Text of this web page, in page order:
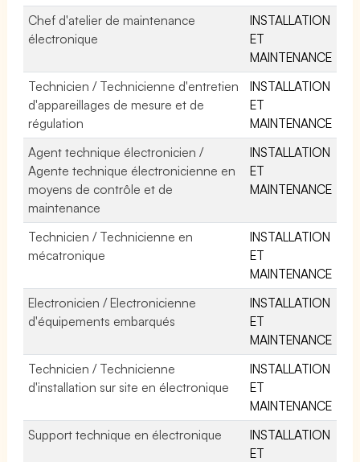
Chef d'atelier de maintenance
électronique
INSTALLATION
ET
MAINTENANCE
Technicien / Technicienne d'entretien
d'appareillages de mesure et de
régulation
INSTALLATION
ET
MAINTENANCE
Agent technique électronicien /
Agente technique électronicienne en
moyens de contrôle et de
maintenance
INSTALLATION
ET
MAINTENANCE
Technicien / Technicienne en
mécatronique
INSTALLATION
ET
MAINTENANCE
Electronicien / Electronicienne
d'équipements embarqués
INSTALLATION
ET
MAINTENANCE
Technicien / Technicienne
d'installation sur site en électronique
INSTALLATION
ET
MAINTENANCE
Support technique en électronique
INSTALLATION
ET